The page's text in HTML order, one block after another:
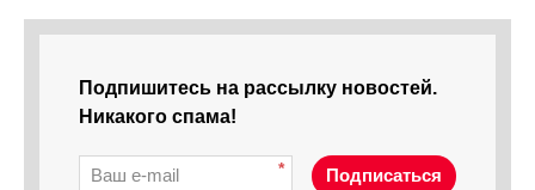
Подпишитесь на рассылку новостей.
Никакого спама!
* Подписаться